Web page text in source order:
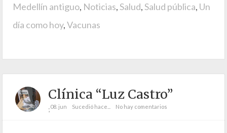
Medellín antiguo, Noticias,Salud,Salud pública, Un
día como hoy,Vacunas
Clínica “Luz Castro”
;08. jun Sucedió hace... No hay comentarios